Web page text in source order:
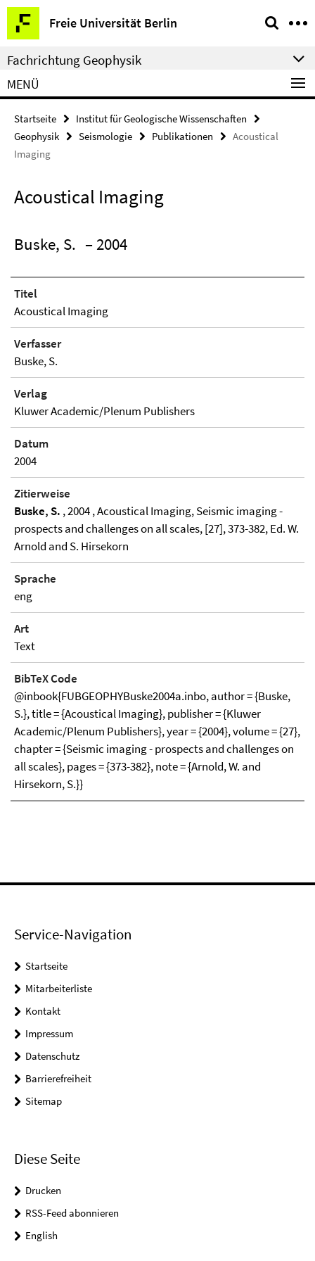
Springe
direkt
zu
Inhalt
Freie Universität Berlin
Service-
Navigation
Fachrichtung Geophysik
MENÜ
Startseite
Institut für Geologische Wissenschaften
Geophysik
Seismologie Publikationen
Acoustical
Imaging
Acoustical Imaging
Buske, S. – 2004
Titel
Acoustical Imaging
Verfasser
Buske, S.
Verlag
Kluwer Academic/Plenum Publishers
Datum
2004
Zitierweise
Buske, S. , 2004 , Acoustical Imaging, Seismic imaging -
prospects and challenges on all scales, [27], 373-382, Ed. W.
Arnold and S. Hirsekorn
Sprache
eng
Art
Text
BibTeX Code
@inbook{FUBGEOPHYBuske2004a.inbo, author = {Buske,
S.}, title = {Acoustical Imaging}, publisher = {Kluwer
Academic/Plenum Publishers}, year = {2004}, volume = {27},
chapter = {Seismic imaging - prospects and challenges on
all scales}, pages = {373-382}, note = {Arnold, W. and
Hirsekorn, S.}}
Service-Navigation
Startseite
Mitarbeiterliste
Kontakt
Impressum
Datenschutz
Barrierefreiheit
Sitemap
Diese Seite
Drucken
RSS-Feed abonnieren
English